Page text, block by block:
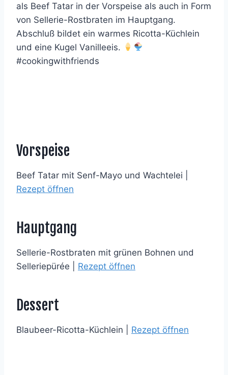
als Beef Tatar in der Vorspeise als auch in Form
von Sellerie-Rostbraten im Hauptgang.
Abschluß bildet ein warmes Ricotta-Küchlein
und eine Kugel Vanilleeis.
#cookingwithfriends
Vorspeise
Beef Tatar mit Senf-Mayo und Wachtelei |
Rezept öffnen
Hauptgang
Sellerie-Rostbraten mit grünen Bohnen und
Selleriepürée | Rezept öffnen
Dessert
Blaubeer-Ricotta-Küchlein | Rezept öffnen